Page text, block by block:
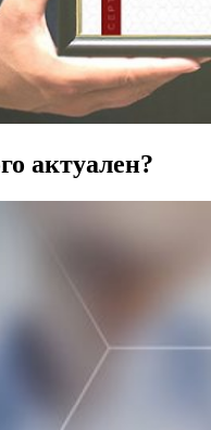
актуален?